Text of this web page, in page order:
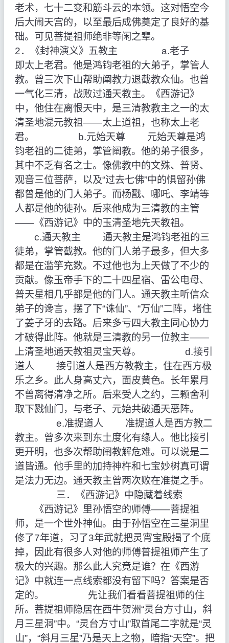
老术，七十二变和筋斗云的本领。这对悟空今
后大闹天宫的，以至最后成佛奠定了良好的基
础。可见菩提祖师绝非等闲之辈。
2．《封神演义》五教主 a.老子
即太上老君。他是鸿钧老祖的大弟子，掌管人
教。曾三次下山帮助阐教力退截教众仙。也曾
一气化三清，战败过通天教主。《西游记》
中，他住在离恨天中，是三清教教主之一的太
清圣地混元教祖——太上道祖，也称太上老
君。 b.元始天尊 元始天尊是鸿
钧老祖的二徒弟，掌管阐教。他的弟子很多，
其中不乏有名之士。像佛教中的文殊、普贤、
观音三位菩萨，以及“过去七佛”中的惧留孙佛
都曾是他的门人弟子。而杨戬、哪吒、李靖等
人都是他的徒孙。后来他成为三清教的主管
——《西游记》中的玉清圣地先天教祖。
c.通天教主 通天教主是鸿钧老祖的三
徒弟，掌管截教。他的门人弟子最多，但大多
都是在滥竽充数。不过他也为上天做了不少的
贡献。像玉帝手下的二十四星宿、雷公电母、
普天星相几乎都是他的门人。通天教主听信众
弟子的谗言，摆了下“诛仙”、“万仙”二阵，堵住
了姜子牙的去路。后来多亏四大教主同心协力
才破得此阵。他就是三清教的另一位教主——
上清圣地通天教祖灵宝天尊。 d.接引
道人 接引道人是西方教教主，住在西方极
乐之乡。此人身高丈六，面皮黄色。长年累月
不曾离得清净之所。后来受人之约，三颗舍利
取下戮仙门，与老子、元始共破通天恶阵。
e.准提道人 准提道人是西方教二
教主。曾多次来到东土度化有缘人。他比接引
更开明，也多次帮助阐教解危难。可以说是二
道皆通。他手里的加持神杵和七宝妙树真可谓
是法力无边。通天教主曾两次败在准提之手。
三．《西游记》中隐藏着线索
《西游记》里孙悟空的师傅——菩提祖
师，是一个世外神仙。由于孙悟空在三星洞里
修了7年道，习了3年武就把灵宵宝殿揭了个底
掉，因此有很多人对他的师傅普提祖师产生了
极大的兴趣。那么此人究竟是谁？在《西游
记》中就连一点线索都没有留下吗？答案是否
定的。 先让我们看看菩提祖师的住
所。菩提祖师隐居在西牛贺洲“灵台方寸山，斜
月三星洞”中。“灵台方寸山”取首尾二字就是“灵
山”，“斜月三星”乃是天上之物，暗指“天空”。把